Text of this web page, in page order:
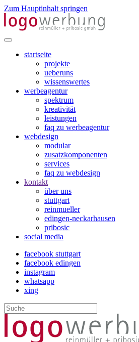
Zum Hauptinhalt springen
startseite
projekte
ueberuns
wissenswertes
werbeagentur
spektrum
kreativität
leistungen
faq zu werbeagentur
webdesign
modular
zusatzkomponenten
services
faq zu webdesign
kontakt
über uns
stuttgart
reinmueller
edingen-neckarhausen
pribosic
social media
facebook stuttgart
facebook edingen
instagram
whatsapp
xing